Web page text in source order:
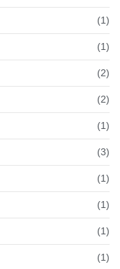
(1)
(1)
(2)
(2)
(1)
(3)
(1)
(1)
(1)
(1)